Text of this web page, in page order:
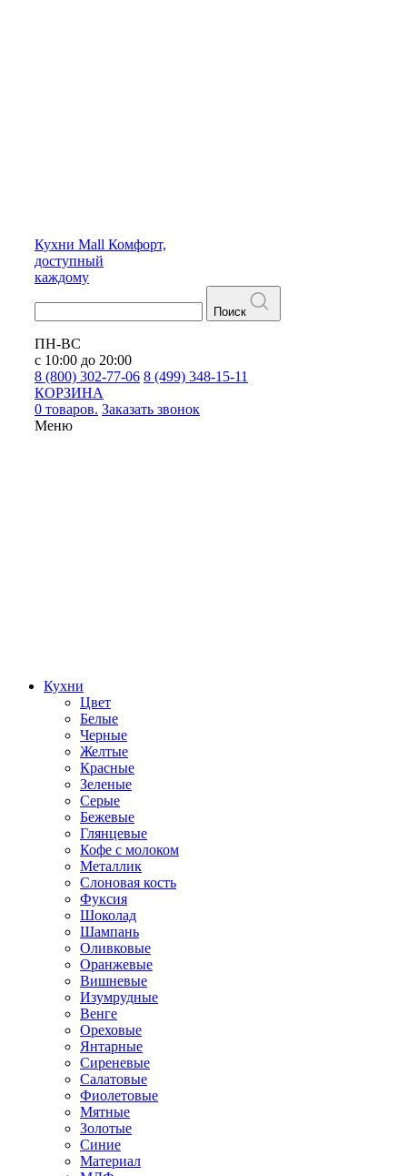
Кухни Mall Комфорт,
доступный
каждому
Поиск
ПН-ВС
с 10:00 до 20:00
8 (800) 302-77-06 8 (499) 348-15-11
КОРЗИНА
0 товаров. Заказать звонок
Меню
Кухни
Цвет
Белые
Черные
Желтые
Красные
Зеленые
Серые
Бежевые
Глянцевые
Кофе с молоком
Металлик
Слоновая кость
Фуксия
Шоколад
Шампань
Оливковые
Оранжевые
Вишневые
Изумрудные
Венге
Ореховые
Янтарные
Сиреневые
Салатовые
Фиолетовые
Мятные
Золотые
Синие
Материал